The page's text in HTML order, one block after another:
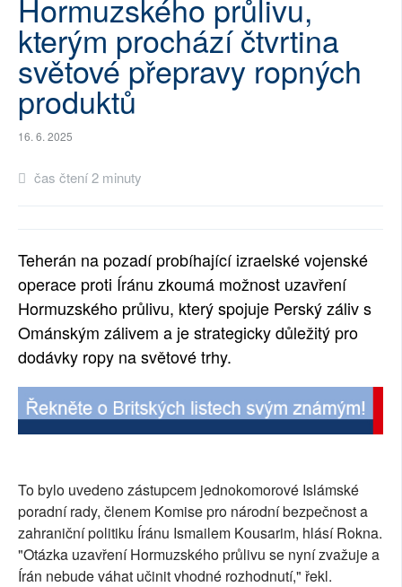
SOCIÁLNÍ SÍTĚ
RUBRIKY
PLNÁ VERZE STRÁNEK
Hormuzského průlivu,
kterým prochází čtvrtina
světové přepravy ropných
produktů
16. 6. 2025
čas čtení 2 minuty
Teherán na pozadí probíhající izraelské vojenské
operace proti Íránu zkoumá možnost uzavření
Hormuzského průlivu, který spojuje Perský záliv s
Ománským zálivem a je strategicky důležitý pro
dodávky ropy na světové trhy.
To bylo uvedeno zástupcem jednokomorové Islámské
poradní rady, členem Komise pro národní bezpečnost a
zahraniční politiku Íránu Ismailem Kousarim, hlásí Rokna.
"Otázka uzavření Hormuzského průlivu se nyní zvažuje a
Írán nebude váhat učinit vhodné rozhodnutí," řekl.